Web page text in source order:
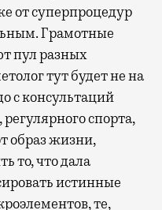
от суперпроцедур
Грамотные
пул разных
тут будет не на
с консультаций
спорта,
образ жизни,
то, что дала
истинные
те,